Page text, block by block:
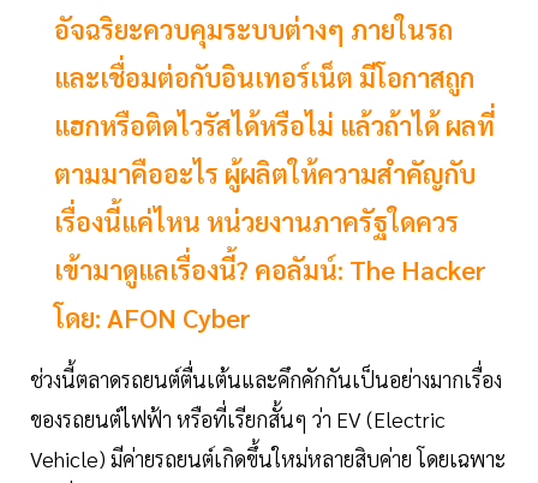
อัจฉริยะควบคุมระบบต่างๆ ภายในรถ
และเชื่อมต่อกับอินเทอร์เน็ต มีโอกาสถูก
แฮกหรือติดไวรัสได้หรือไม่ แล้วถ้าได้ ผลที่
ตามมาคืออะไร ผู้ผลิตให้ความสำคัญกับ
เรื่องนี้แค่ไหน หน่วยงานภาครัฐใดควร
เข้ามาดูแลเรื่องนี้? คอลัมน์: The Hacker
โดย: AFON Cyber
ช่วงนี้ตลาดรถยนต์ตื่นเต้นและคึกคักกันเป็นอย่างมากเรื่อง
ของรถยนต์ไฟฟ้า หรือที่เรียกสั้นๆ ว่า EV (Electric
Vehicle) มีค่ายรถยนต์เกิดขึ้นใหม่หลายสิบค่าย โดยเฉพาะ